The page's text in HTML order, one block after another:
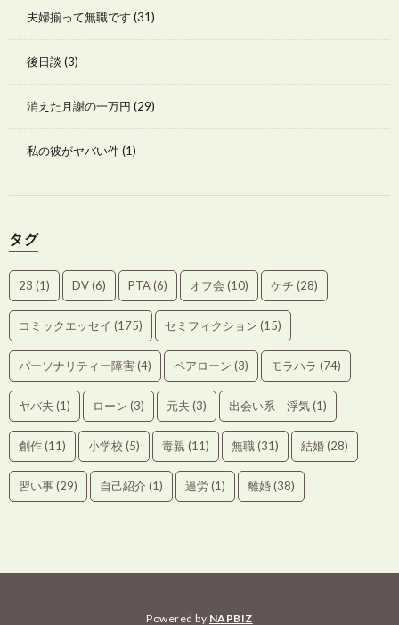
夫婦揃って無職です (31)
後日談 (3)
消えた月謝の一万円 (29)
私の彼がヤバい件(1)
タグ
23 (1) DV(6) PTA(6) オフ会 (10) ケチ (28)
コミックエッセイ (175) セミフィクション (15)
パーソナリティー障害(4) ペアローン (3) モラハラ (74)
ヤバ夫 (1) ローン (3) 元夫 (3) 出会い系 浮気(1)
創作(11) 小学校 (5) 毒親 (11) 無職(31) 結婚(28)
習い事(29) 自己紹介 (1) 過労(1) 離婚(38)
Powered by NAPBIZ